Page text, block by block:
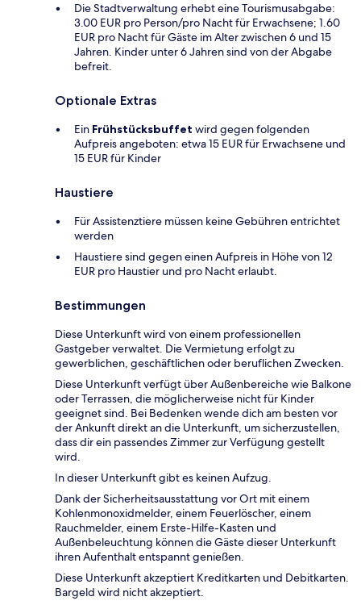
Die Stadtverwaltung erhebt eine Tourismusabgabe:
3.00 EUR pro Person/pro Nacht für Erwachsene; 1.60
EUR pro Nacht für Gäste im Alter zwischen 6 und 15
Jahren. Kinder unter 6 Jahren sind von der Abgabe
befreit.
Optionale Extras
Ein Frühstücksbuffet wird gegen folgenden
Aufpreis angeboten: etwa 15 EUR für Erwachsene und
15 EUR für Kinder
Haustiere
Für Assistenztiere müssen keine Gebühren entrichtet
werden
Haustiere sind gegen einen Aufpreis in Höhe von 12
EUR pro Haustier und pro Nacht erlaubt.
Bestimmungen
Diese Unterkunft wird von einem professionellen
Gastgeber verwaltet. Die Vermietung erfolgt zu
gewerblichen, geschäftlichen oder beruflichen Zwecken.
Diese Unterkunft verfügt über Außenbereiche wie Balkone
oder Terrassen, die möglicherweise nicht für Kinder
geeignet sind. Bei Bedenken wende dich am besten vor
der Ankunft direkt an die Unterkunft, um sicherzustellen,
dass dir ein passendes Zimmer zur Verfügung gestellt
wird.
In dieser Unterkunft gibt es keinen Aufzug.
Dank der Sicherheitsausstattung vor Ort mit einem
Kohlenmonoxidmelder, einem Feuerlöscher, einem
Rauchmelder, einem Erste-Hilfe-Kasten und
Außenbeleuchtung können die Gäste dieser Unterkunft
ihren Aufenthalt entspannt genießen.
Diese Unterkunft akzeptiert Kreditkarten und Debitkarten.
Bargeld wird nicht akzeptiert.